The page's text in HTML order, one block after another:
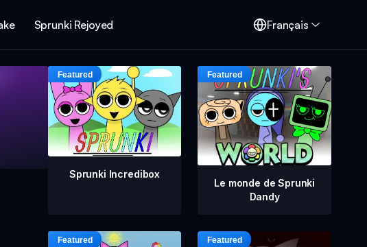
Sprunki Rejoyed Français
Sprunki Incredibox
Le monde de Sprunki
Dandy